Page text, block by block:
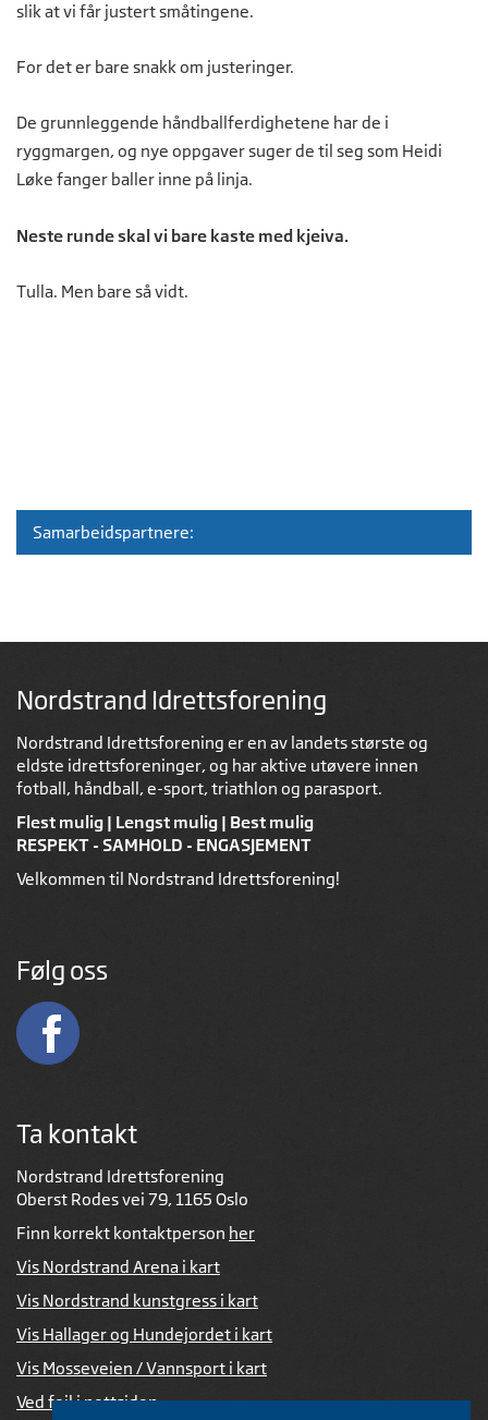
slik at vi får justert småtingene.
For det er bare snakk om justeringer.
De grunnleggende håndballferdighetene har de i
ryggmargen, og nye oppgaver suger de til seg som Heidi
Løke fanger baller inne på linja.
Neste runde skal vi bare kaste med kjeiva.
Tulla. Men bare så vidt.
Samarbeidspartnere:
Nordstrand Idrettsforening
Nordstrand Idrettsforening er en av landets største og
eldste idrettsforeninger, og har aktive utøvere innen
fotball, håndball, e-sport, triathlon og parasport.
Flest mulig | Lengst mulig | Best mulig
RESPEKT - SAMHOLD - ENGASJEMENT
Velkommen til Nordstrand Idrettsforening!
Følg oss
Ta kontakt
Nordstrand Idrettsforening
Oberst Rodes vei 79, 1165 Oslo
Finn korrekt kontaktperson her
Vis Nordstrand Arena i kart
Vis Nordstrand kunstgress i kart
Vis Hallager og Hundejordet i kart
Vis Mosseveien / Vannsport i kart
Ved feil i nettsiden